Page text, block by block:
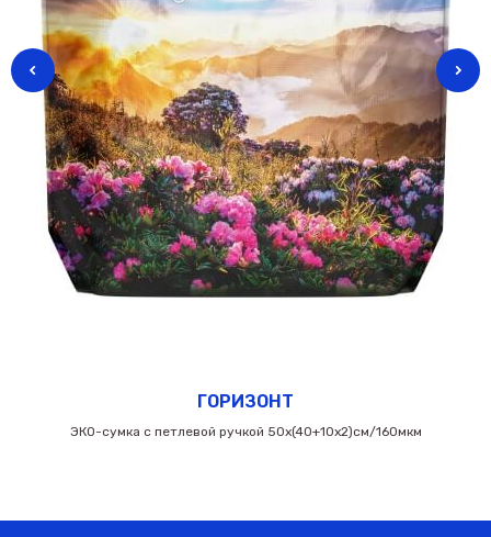
ГОРИЗОНТ
ЭКО-сумка с петлевой ручкой 50х(40+10х2)см/160мкм